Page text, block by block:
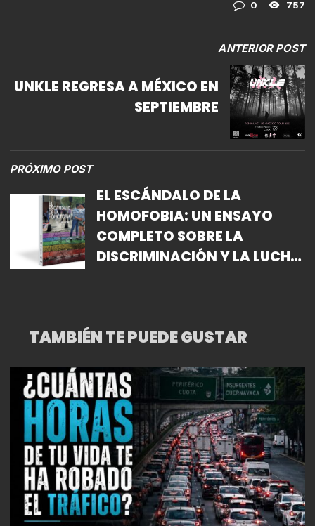
0 757
ANTERIOR POST
UNKLE REGRESA A MÉXICO EN
SEPTIEMBRE
PRÓXIMO POST
EL ESCÁNDALO DE LA
HOMOFOBIA: UN ENSAYO
COMPLETO SOBRE LA
DISCRIMINACIÓN Y LA LUCHA
TAMBIÉN TE PUEDE GUSTAR